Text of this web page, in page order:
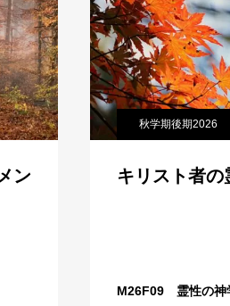
秋学期後期2026
キリスト者の霊性
M26F09 霊性の神学